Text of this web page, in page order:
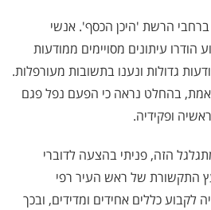
הרשת 'היכן הכסף'. אנשי
עיתונים מסויימים ממודעות
גדולות ונענו בתשובות מעורפלות.
בהחלט נראה כי הפעם נפל פגם
ופקידיה.
הזה, פניתי בהצעה לדוברי
התקשורת של ראש העיר רפי
לקבוע כללים אחידים ומדידים, ובכך